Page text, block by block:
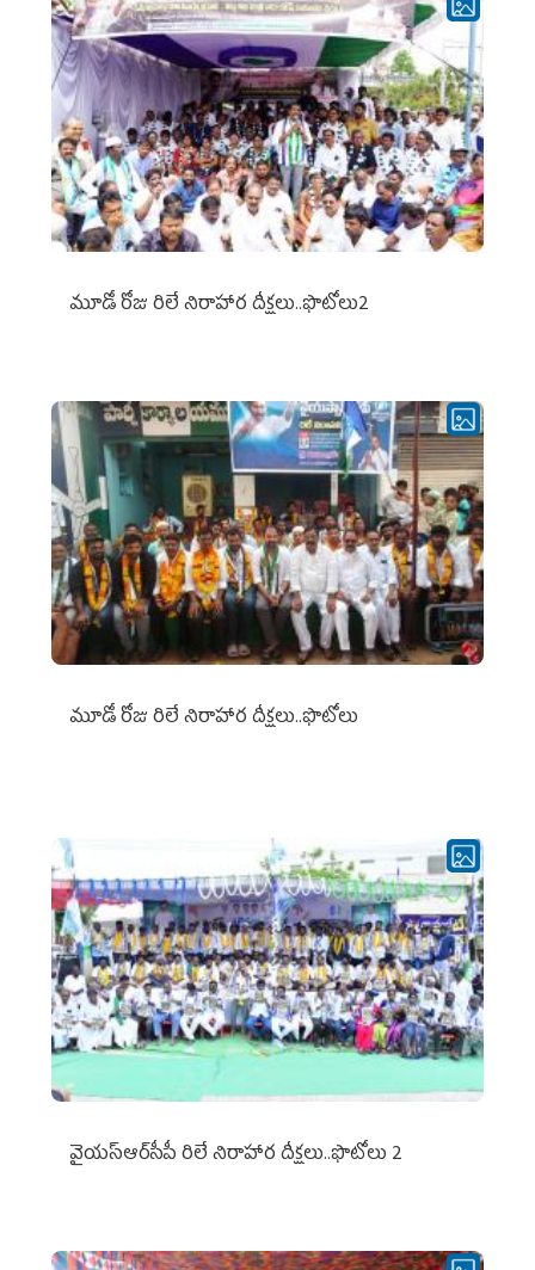
మూడో రోజు రిలే నిరాహార దీక్షలు..ఫొటోలు2
మూడో రోజు రిలే నిరాహార దీక్షలు..ఫొటోలు
వైయ‌స్ఆర్‌సీపీ రిలే నిరాహార దీక్షలు..ఫొటోలు 2